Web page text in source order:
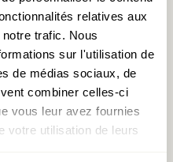
relatives aux
trafic. Nous
sur l'utilisation de
de médias sociaux, de
combiner celles-ci
vous leur avez fournies
votre utilisation de leurs